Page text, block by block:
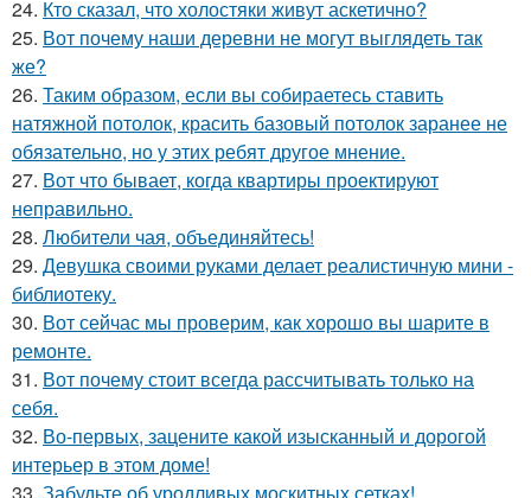
24. Кто сказал, что холостяки живут аскетично?
25. Вот почему наши деревни не могут выглядеть так
же?
26. Таким образом, если вы собираетесь ставить
натяжной потолок, красить базовый потолок заранее не
обязательно, но у этих ребят другое мнение.
27. Вот что бывает, когда квартиры проектируют
неправильно.
28. Любители чая, объединяйтесь!
29. Девушка своими руками делает реалистичную мини -
библиотеку.
30. Вот сейчас мы проверим, как хорошо вы шарите в
ремонте.
31. Вот почему стоит всегда рассчитывать только на
себя.
32. Во-первых, зацените какой изысканный и дорогой
интерьер в этом доме!
33. Забудьте об уродливых москитных сетках!